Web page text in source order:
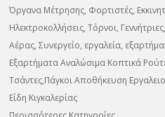
Όργανα Μέτρησης, Φορτιστές,
Ηλεκτροκολλήσεις, Τόρνοι,
Αέρας, Συνεργείο, εργαλεία,
Εξαρτήματα Αναλώσιμα Κοπτικά
Τσάντες,Πάγκοι Αποθήκευση
Είδη Κιγκαλερίας